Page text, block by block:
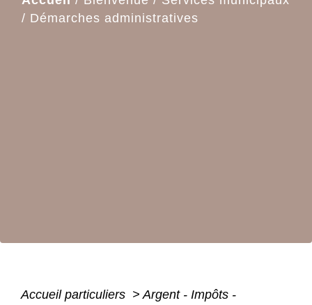
/ Démarches administratives
Accueil particuliers > Argent - Impôts -